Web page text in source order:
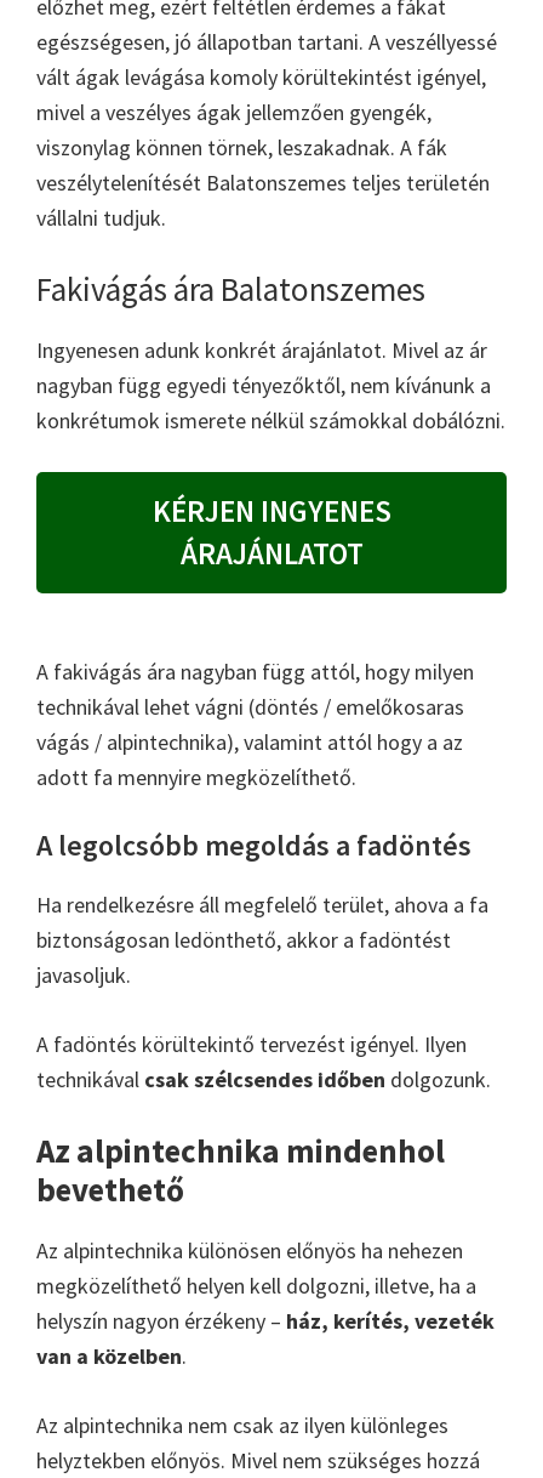
előzhet meg, ezért feltétlen érdemes a fákat
egészségesen, jó állapotban tartani. A veszéllyessé
vált ágak levágása komoly körültekintést igényel,
mivel a veszélyes ágak jellemzően gyengék,
viszonylag können törnek, leszakadnak. A fák
veszélytelenítését Balatonszemes teljes területén
vállalni tudjuk.
Fakivágás ára Balatonszemes
Ingyenesen adunk konkrét árajánlatot. Mivel az ár
nagyban függ egyedi tényezőktől, nem kívánunk a
konkrétumok ismerete nélkül számokkal dobálózni.
KÉRJEN INGYENES
ÁRAJÁNLATOT
A fakivágás ára nagyban függ attól, hogy milyen
technikával lehet vágni (döntés / emelőkosaras
vágás / alpintechnika), valamint attól hogy a az
adott fa mennyire megközelíthető.
A legolcsóbb megoldás a fadöntés
Ha rendelkezésre áll megfelelő terület, ahova a fa
biztonságosan ledönthető, akkor a fadöntést
javasoljuk.
A fadöntés körültekintő tervezést igényel. Ilyen
technikával csak szélcsendes időben dolgozunk.
Az alpintechnika mindenhol
bevethető
Az alpintechnika különösen előnyös ha nehezen
megközelíthető helyen kell dolgozni, illetve, ha a
helyszín nagyon érzékeny – ház, kerítés, vezeték
van a közelben.
Az alpintechnika nem csak az ilyen különleges
helyztekben előnyös. Mivel nem szükséges hozzá